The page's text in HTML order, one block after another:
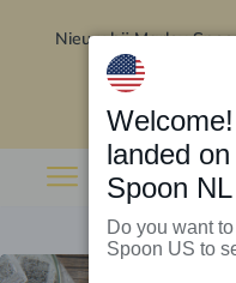
Nieuw bij Marley
Welcome!
landed
Spoon NL
Do you want
Spoon US to